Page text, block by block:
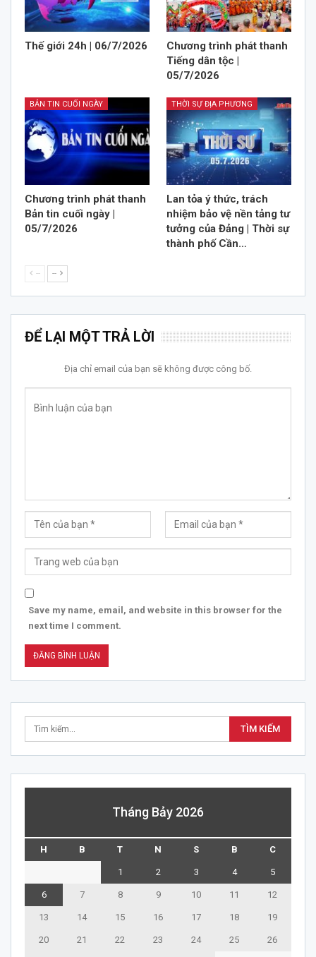
Thế giới 24h | 06/7/2026
Chương trình phát thanh
Tiếng dân tộc |
05/7/2026
BẢN TIN CUỐI NGÀY
Chương trình phát thanh
Bản tin cuối ngày |
05/7/2026
THỜI SỰ ĐỊA PHƯƠNG
Lan tỏa ý thức, trách
nhiệm bảo vệ nền tảng tư
tưởng của Đảng | Thời sự
thành phố Cần…
-- --
ĐỂ LẠI MỘT TRẢ LỜI
Địa chỉ email của bạn sẽ không được công bố.
Save my name, email, and website in this browser for the
next time I comment.
Tháng Bảy 2026
H B T N S B C
1 2 3 4 5
6 7 8 9 10 11 12
13 14 15 16 17 18 19
20 21 22 23 24 25 26